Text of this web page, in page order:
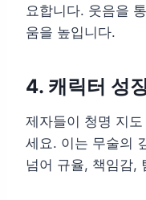
요합니다. 웃음을
움을 높입니다.
4. 캐릭터 성
제자들이 청명 지
세요. 이는 무술의
넘어 규율, 책임감,